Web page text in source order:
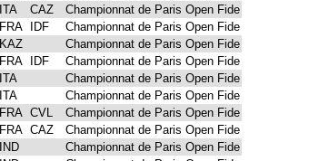
ITA CAZ
Championnat de Paris Open Fide
FRA IDF
Championnat de Paris Open Fide
KAZ
Championnat de Paris Open Fide
FRA IDF
Championnat de Paris Open Fide
ITA
Championnat de Paris Open Fide
ITA
Championnat de Paris Open Fide
FRA CVL
Championnat de Paris Open Fide
FRA CAZ
Championnat de Paris Open Fide
IND
Championnat de Paris Open Fide